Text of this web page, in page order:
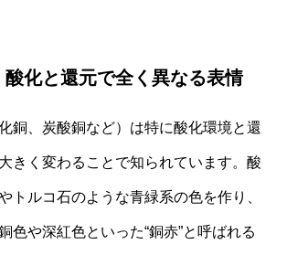
化と還元で全く異なる表情
銅、炭酸銅など）は特に酸化環境と還
きく変わることで知られています。酸
トルコ石のような青緑系の色を作り、
色や深紅色といった“銅赤”と呼ばれる